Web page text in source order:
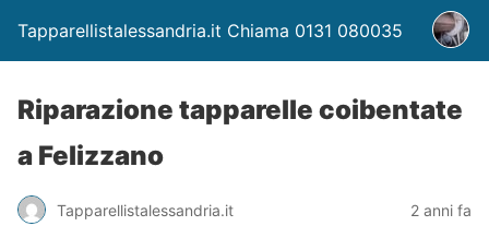
Tapparellistalessandria.it Chiama 0131 080035
Riparazione tapparelle coibentate
a Felizzano
Tapparellistalessandria.it 2 anni fa